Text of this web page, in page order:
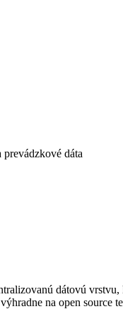
dáta
dátovú
na open source